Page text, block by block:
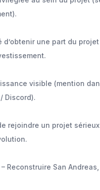
d’obtenir une part du
visible (mention
Discord).
rejoindre un projet
– Reconstruire San Andreas,